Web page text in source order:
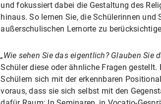
und fokussiert dabei die Gestaltung des
hinaus. So lernen Sie, die Schülerinnen
außerschulischen Lernorte zu
„Wie sehen Sie das eigentlich? Glauben Sie
Schüler diese oder ähnliche Fragen
Schülern sich mit der erkennbaren
voraus, dass sie sich selbst mit den